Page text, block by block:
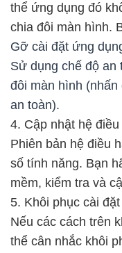
thể ứng dụng đó
chia đôi màn hình.
Gỡ cài đặt ứng
Sử dụng chế độ an
đôi màn hình
an toàn).
4. Cập nhật hệ điều
Phiên bản hệ điều
số tính năng. Bạn
mềm, kiểm tra và
5. Khôi phục cài
Nếu các cách trên
thể cân nhắc khôi